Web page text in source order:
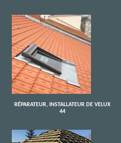
RÉPARATEUR, INSTALLATEUR DE VELUX
44